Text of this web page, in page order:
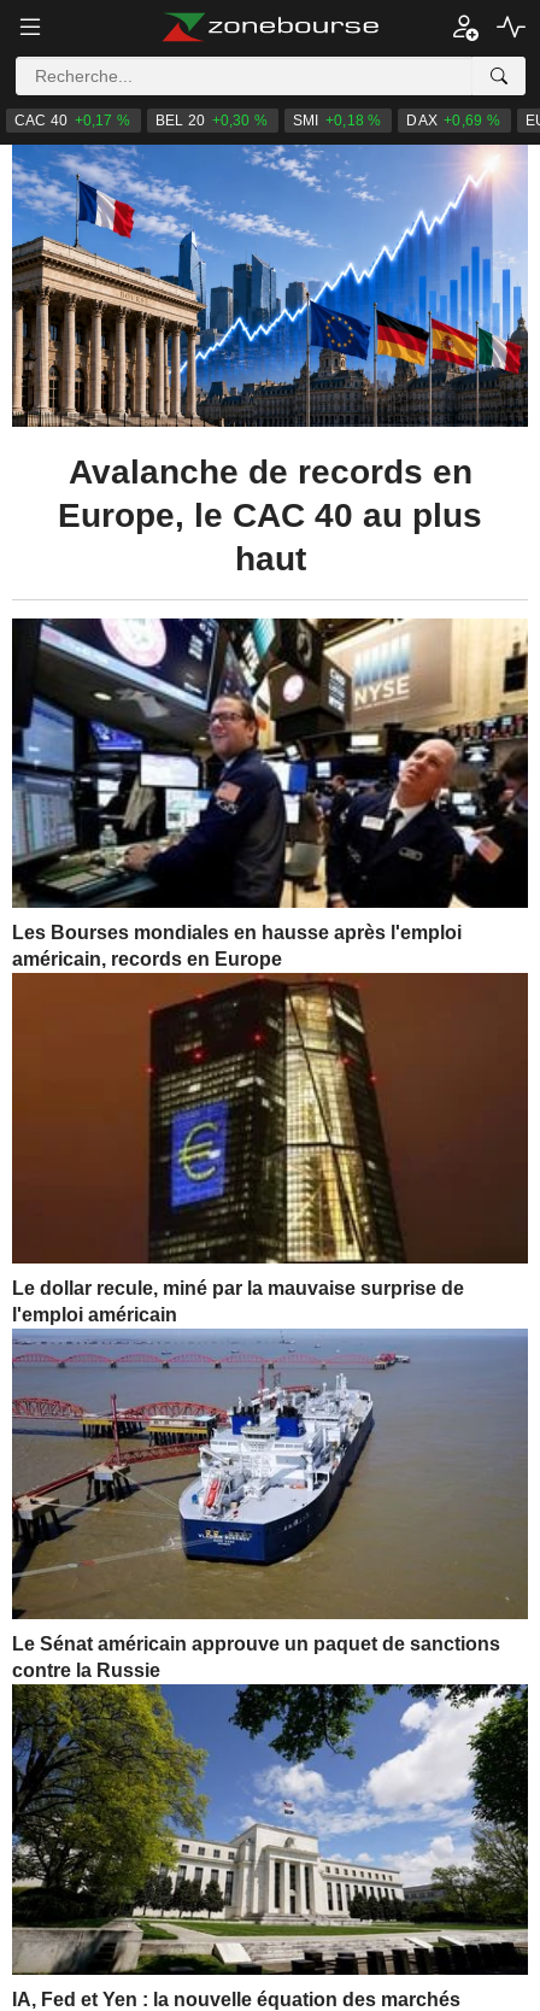
CAC 40 +0,17 % BEL 20 +0,30 % SMI +0,18 % DAX +0,69 %
Les Bourses mondiales en hausse après l'emploi
américain, records en Europe
Le dollar recule, miné par la mauvaise surprise de
l'emploi américain
Avalanche de records en
Europe, le CAC 40 au plus
haut
Le Sénat américain approuve un paquet de sanctions
contre la Russie
IA, Fed et Yen : la nouvelle équation des marchés